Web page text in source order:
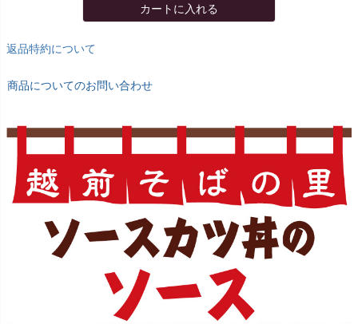
カートに入れる
返品特約について
商品についてのお問い合わせ